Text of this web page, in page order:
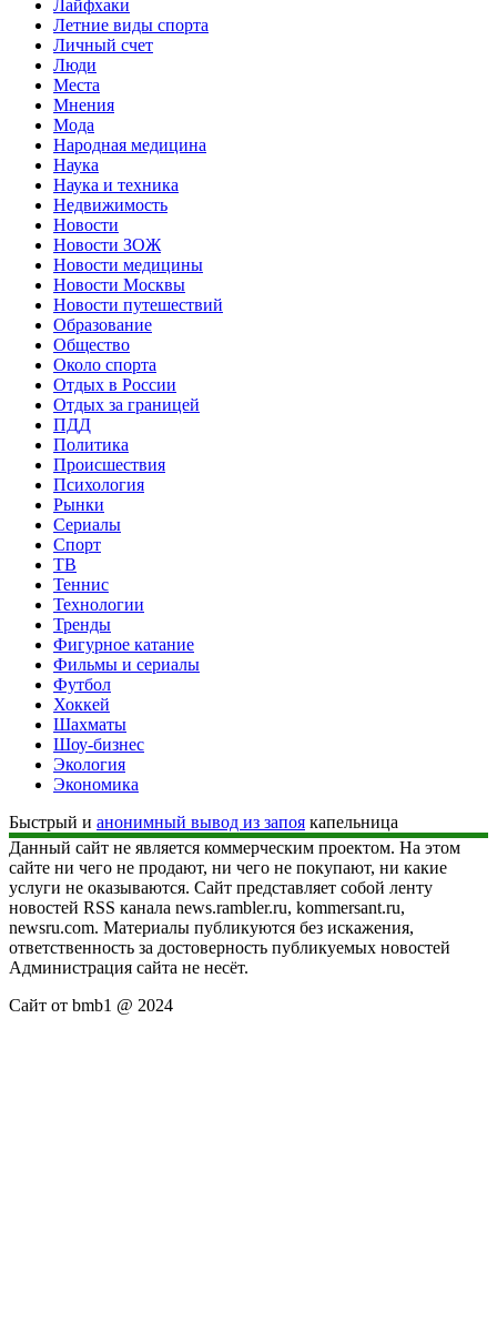
Лайфхаки
Летние виды спорта
Личный счет
Люди
Места
Мнения
Мода
Народная медицина
Наука
Наука и техника
Недвижимость
Новости
Новости ЗОЖ
Новости медицины
Новости Москвы
Новости путешествий
Образование
Общество
Около спорта
Отдых в России
Отдых за границей
ПДД
Политика
Происшествия
Психология
Рынки
Сериалы
Спорт
ТВ
Теннис
Технологии
Тренды
Фигурное катание
Фильмы и сериалы
Футбол
Хоккей
Шахматы
Шоу-бизнес
Экология
Экономика
Быстрый и анонимный вывод из запоя капельница
Данный сайт не является коммерческим проектом. На этом
сайте ни чего не продают, ни чего не покупают, ни какие
услуги не оказываются. Сайт представляет собой ленту
новостей RSS канала news.rambler.ru, kommersant.ru,
newsru.com. Материалы публикуются без искажения,
ответственность за достоверность публикуемых новостей
Администрация сайта не несёт.
Сайт от bmb1 @ 2024